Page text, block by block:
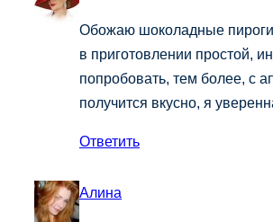
Обожаю шоколадные
в приготовлении простой,
попробовать, тем более, с
получится вкусно, я
Ответить
Алина